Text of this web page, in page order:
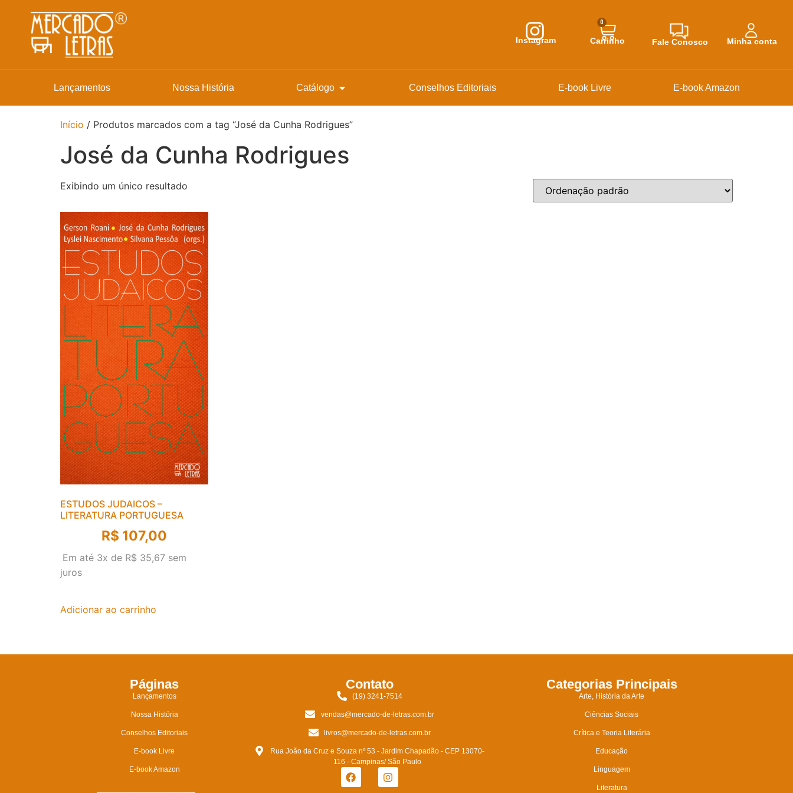
Instagram
0
Carrinho Fale Conosco Minha conta
Lançamentos Nossa História Catálogo Conselhos Editoriais E-book Livre E-book Amazon
Início / Produtos marcados com a tag “José da Cunha Rodrigues”
José da Cunha Rodrigues
Exibindo um único resultado
ESTUDOS JUDAICOS –
LITERATURA PORTUGUESA
R$ 107,00
Em até 3x de R$ 35,67 sem
juros
Adicionar ao carrinho
Páginas
Lançamentos
Nossa História
Conselhos Editoriais
E-book Livre
E-book Amazon
Contato
(19) 3241-7514
vendas@mercado-de-letras.com.br
livros@mercado-de-letras.com.br
Rua João da Cruz e Souza nº 53 - Jardim Chapadão - CEP 13070-
116 - Campinas/ São Paulo
Categorias Principais
Arte, História da Arte
Ciências Sociais
Crítica e Teoria Literária
Educação
Linguagem
Literatura